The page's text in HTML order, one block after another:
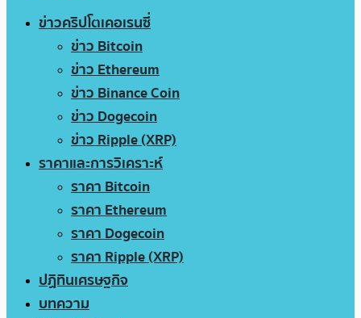
ข่าวคริปโตเคอเรนซี่
ข่าว Bitcoin
ข่าว Ethereum
ข่าว Binance Coin
ข่าว Dogecoin
ข่าว Ripple (XRP)
ราคาและการวิเคราะห์
ราคา Bitcoin
ราคา Ethereum
ราคา Dogecoin
ราคา Ripple (XRP)
ปฏิทินเศรษฐกิจ
บทความ